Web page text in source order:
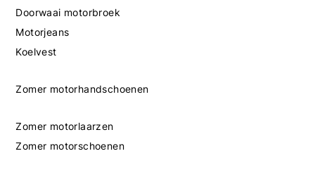
Doorwaai motorbroek
Motorjeans
Koelvest
Zomer motorhandschoenen
Zomer motorlaarzen
Zomer motorschoenen